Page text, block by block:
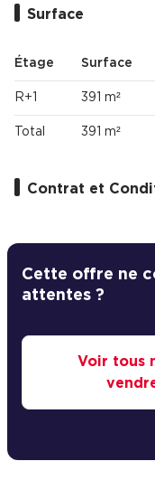
Surface
Étage Surface
R+1 391 m²
Total 391 m²
Contrat et
Cette offre ne
attentes ?
Voir tous